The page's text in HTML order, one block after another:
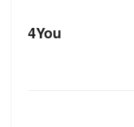
4You